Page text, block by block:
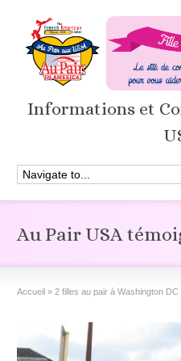
Informations et
Au Pair USA
Accueil » 2 filles au pair à Washington DC